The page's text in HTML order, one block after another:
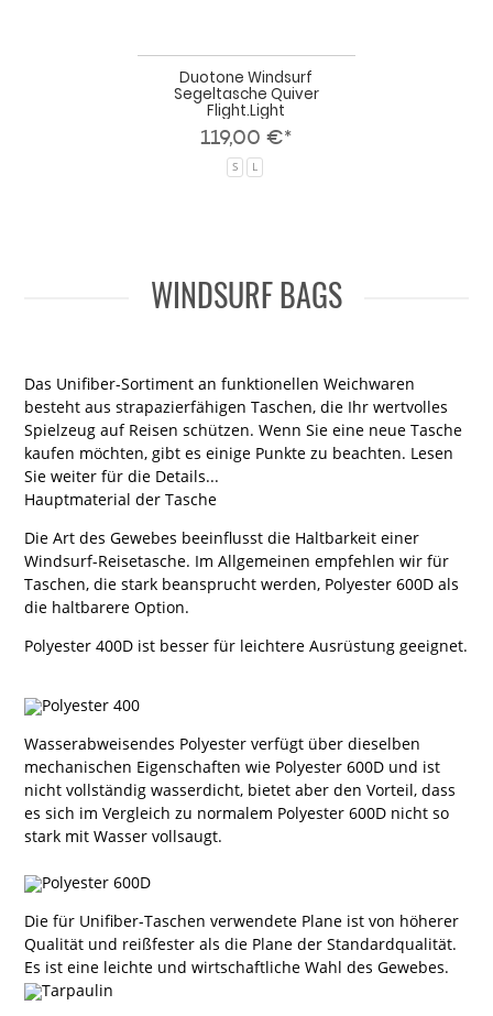
Duotone Windsurf
Segeltasche Quiver
Flight.Light
119,00 €*
S L
WINDSURF BAGS
Das Unifiber-Sortiment an funktionellen Weichwaren
besteht aus strapazierfähigen Taschen, die Ihr wertvolles
Spielzeug auf Reisen schützen. Wenn Sie eine neue Tasche
kaufen möchten, gibt es einige Punkte zu beachten. Lesen
Sie weiter für die Details...
Hauptmaterial der Tasche
Die Art des Gewebes beeinflusst die Haltbarkeit einer
Windsurf-Reisetasche. Im Allgemeinen empfehlen wir für
Taschen, die stark beansprucht werden, Polyester 600D als
die haltbarere Option.
Polyester 400D ist besser für leichtere Ausrüstung geeignet.
Wasserabweisendes Polyester verfügt über dieselben
mechanischen Eigenschaften wie Polyester 600D und ist
nicht vollständig wasserdicht, bietet aber den Vorteil, dass
es sich im Vergleich zu normalem Polyester 600D nicht so
stark mit Wasser vollsaugt.
Die für Unifiber-Taschen verwendete Plane ist von höherer
Qualität und reißfester als die Plane der Standardqualität.
Es ist eine leichte und wirtschaftliche Wahl des Gewebes.